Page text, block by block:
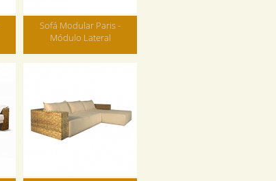
Sofá Modular Paris -
Módulo Lateral